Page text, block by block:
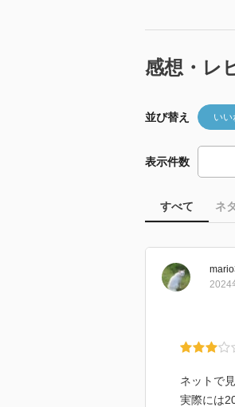
感想・レ
並び替え いい
表示件数
すべて ネ
2024
ネットで
実際には